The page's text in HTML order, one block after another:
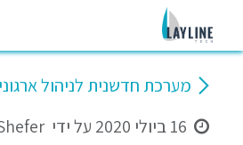
מערכת חדשנית לניהול
16 ביולי 2020
על ידי